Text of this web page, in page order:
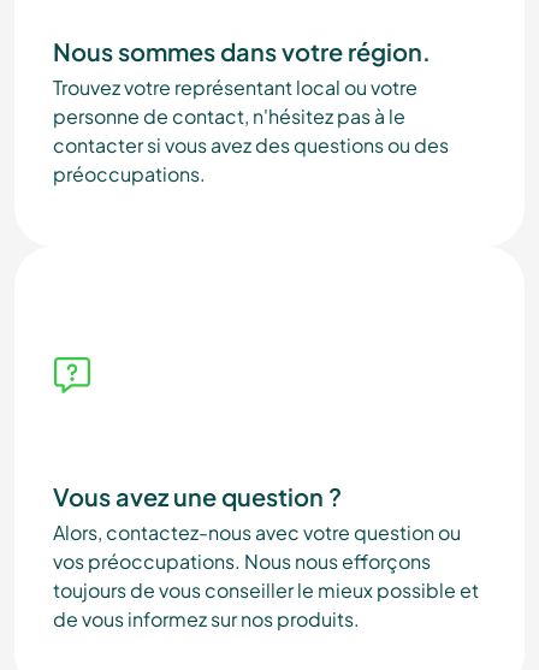
Nous sommes dans votre région.
Trouvez votre représentant local ou votre
personne de contact, n'hésitez pas à le
contacter si vous avez des questions ou des
préoccupations.
Vous avez une question ?
Alors, contactez-nous avec votre question ou
vos préoccupations. Nous nous efforçons
toujours de vous conseiller le mieux possible et
de vous informez sur nos produits.